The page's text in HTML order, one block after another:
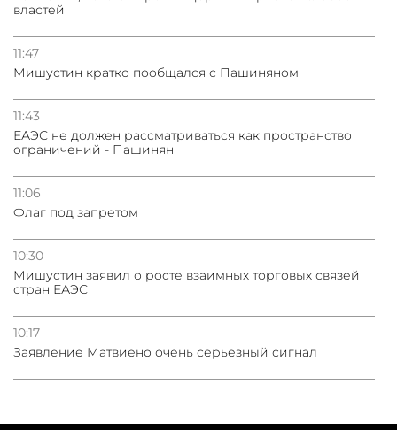
властей
11:47
Мишустин кратко пообщался с Пашиняном
11:43
ЕАЭС не должен рассматриваться как пространство
ограничений - Пашинян
11:06
Флаг под запретом
10:30
Мишустин заявил о росте взаимных торговых связей
стран ЕАЭС
10:17
Заявление Матвиено очень серьезный сигнал